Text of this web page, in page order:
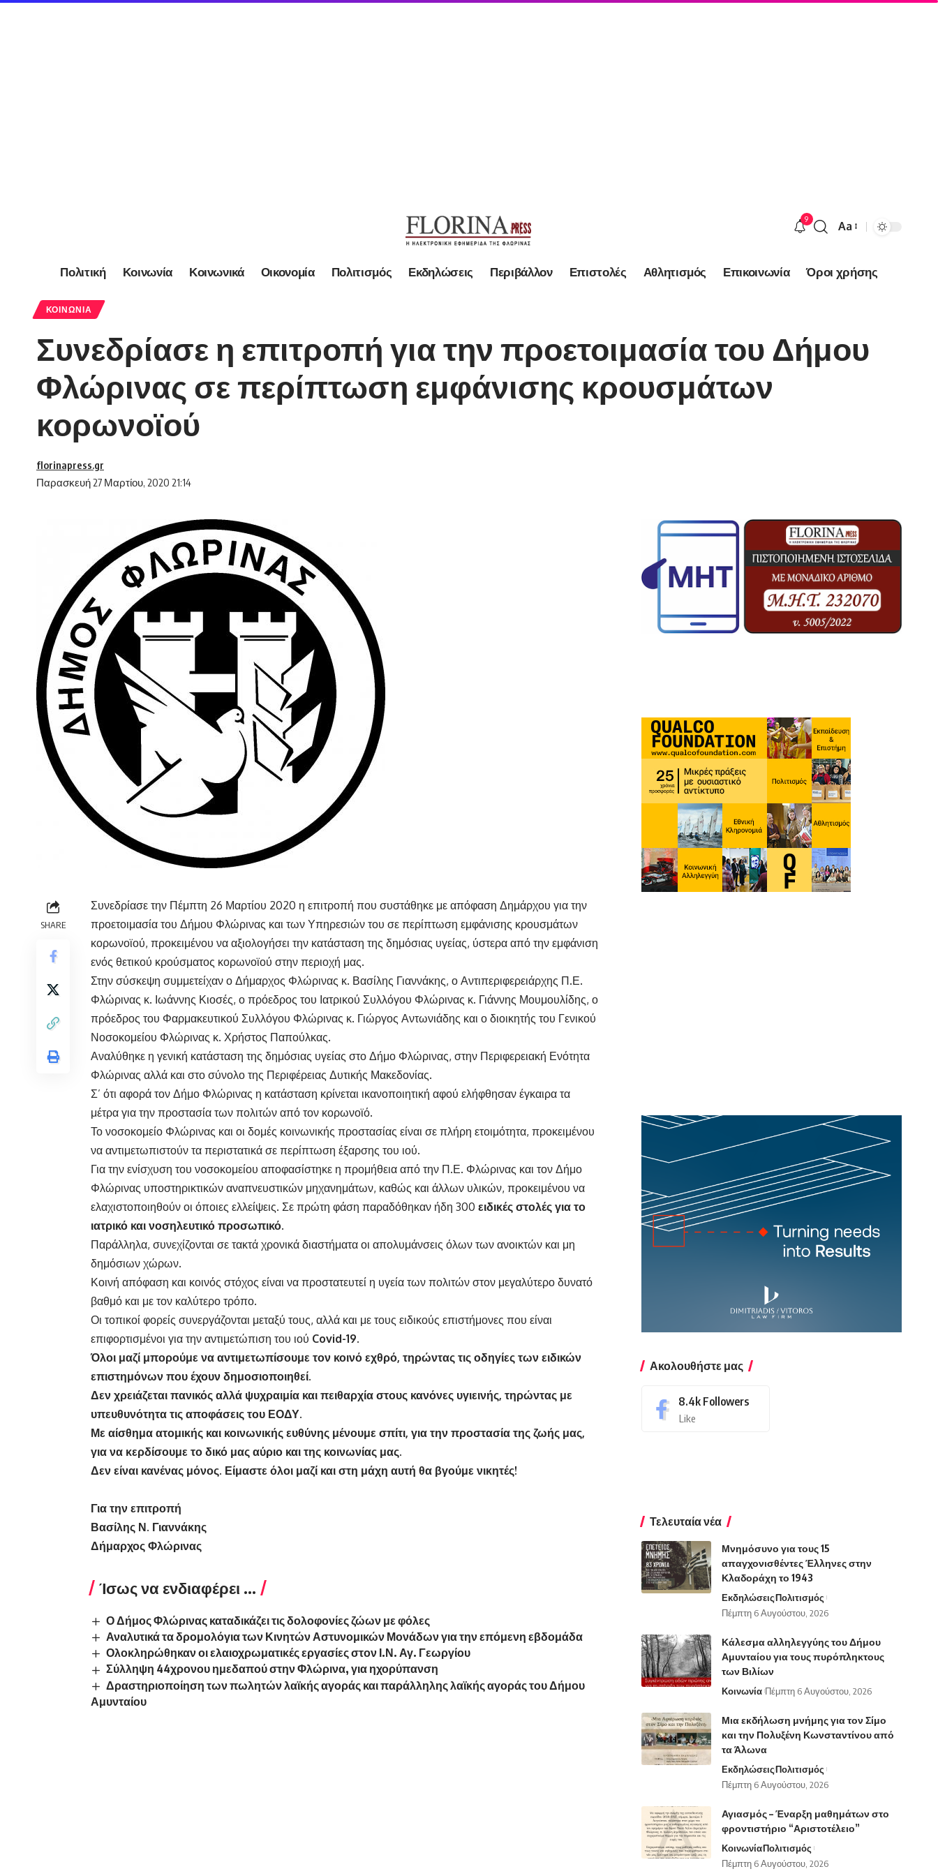
9
Font
Aa
Πολιτική Κοινωνία Κοινωνικά Οικονομία Πολιτισμός Εκδηλώσεις Περιβάλλον Επιστολές Αθλητισμός Επικοινωνία Όροι χρήσης
ΚΟΙΝΩΝΊΑ
Συνεδρίασε η επιτροπή για την προετοιμασία του Δήμου
Φλώρινας σε περίπτωση εμφάνισης κρουσμάτων
κορωνοϊού
Παρασκευή 27 Μαρτίου, 2020 21:14
florinapress.gr
SHARE
Συνεδρίασε την Πέμπτη 26 Μαρτίου 2020 η επιτροπή που συστάθηκε με απόφαση Δημάρχου για την
προετοιμασία του Δήμου Φλώρινας και των Υπηρεσιών του σε περίπτωση εμφάνισης κρουσμάτων
κορωνοϊού, προκειμένου να αξιολογήσει την κατάσταση της δημόσιας υγείας, ύστερα από την εμφάνιση
ενός θετικού κρούσματος κορωνοϊού στην περιοχή μας.
Στην σύσκεψη συμμετείχαν ο Δήμαρχος Φλώρινας κ. Βασίλης Γιαννάκης, ο Αντιπεριφερειάρχης Π.Ε.
Φλώρινας κ. Ιωάννης Κιοσές, ο πρόεδρος του Ιατρικού Συλλόγου Φλώρινας κ. Γιάννης Μουμουλίδης, ο
πρόεδρος του Φαρμακευτικού Συλλόγου Φλώρινας κ. Γιώργος Αντωνιάδης και ο διοικητής του Γενικού
Νοσοκομείου Φλώρινας κ. Χρήστος Παπούλκας.
Αναλύθηκε η γενική κατάσταση της δημόσιας υγείας στο Δήμο Φλώρινας, στην Περιφερειακή Ενότητα
Φλώρινας αλλά και στο σύνολο της Περιφέρειας Δυτικής Μακεδονίας.
Σ’ ότι αφορά τον Δήμο Φλώρινας η κατάσταση κρίνεται ικανοποιητική αφού ελήφθησαν έγκαιρα τα
μέτρα για την προστασία των πολιτών από τον κορωνοϊό.
Το νοσοκομείο Φλώρινας και οι δομές κοινωνικής προστασίας είναι σε πλήρη ετοιμότητα, προκειμένου
να αντιμετωπιστούν τα περιστατικά σε περίπτωση έξαρσης του ιού.
Για την ενίσχυση του νοσοκομείου αποφασίστηκε η προμήθεια από την Π.Ε. Φλώρινας και τον Δήμο
Φλώρινας υποστηρικτικών αναπνευστικών μηχανημάτων, καθώς και άλλων υλικών, προκειμένου να
ελαχιστοποιηθούν οι όποιες ελλείψεις. Σε πρώτη φάση παραδόθηκαν ήδη 300 ειδικές στολές για το
ιατρικό και νοσηλευτικό προσωπικό.
Παράλληλα, συνεχίζονται σε τακτά χρονικά διαστήματα οι απολυμάνσεις όλων των ανοικτών και μη
δημόσιων χώρων.
Κοινή απόφαση και κοινός στόχος είναι να προστατευτεί η υγεία των πολιτών στον μεγαλύτερο δυνατό
βαθμό και με τον καλύτερο τρόπο.
Οι τοπικοί φορείς συνεργάζονται μεταξύ τους, αλλά και με τους ειδικούς επιστήμονες που είναι
επιφορτισμένοι για την αντιμετώπιση του ιού Covid-19.
Όλοι μαζί μπορούμε να αντιμετωπίσουμε τον κοινό εχθρό, τηρώντας τις οδηγίες των ειδικών
επιστημόνων που έχουν δημοσιοποιηθεί.
Δεν χρειάζεται πανικός αλλά ψυχραιμία και πειθαρχία στους κανόνες υγιεινής, τηρώντας με
υπευθυνότητα τις αποφάσεις του ΕΟΔΥ.
Με αίσθημα ατομικής και κοινωνικής ευθύνης μένουμε σπίτι, για την προστασία της ζωής μας,
για να κερδίσουμε το δικό μας αύριο και της κοινωνίας μας.
Δεν είναι κανένας μόνος. Είμαστε όλοι μαζί και στη μάχη αυτή θα βγούμε νικητές!
Για την επιτροπή
Βασίλης Ν. Γιαννάκης
Δήμαρχος Φλώρινας
Ίσως να ενδιαφέρει ...
Ο Δήμος Φλώρινας καταδικάζει τις δολοφονίες ζώων με φόλες
Αναλυτικά τα δρομολόγια των Κινητών Αστυνομικών Μονάδων για την επόμενη εβδομάδα
Ολοκληρώθηκαν οι ελαιοχρωματικές εργασίες στον Ι.Ν. Αγ. Γεωργίου
Σύλληψη 44χρονου ημεδαπού στην Φλώρινα, για ηχορύπανση
Δραστηριοποίηση των πωλητών λαϊκής αγοράς και παράλληλης λαϊκής αγοράς του Δήμου
Αμυνταίου
Ακολουθήστε μας
8.4k Followers
Like
Τελευταία νέα
Μνημόσυνο για τους 15
απαγχονισθέντες Έλληνες στην
Κλαδοράχη το 1943
ΕκδηλώσειςΠολιτισμός
Πέμπτη 6 Αυγούστου, 2026
Κάλεσμα αλληλεγγύης του Δήμου
Αμυνταίου για τους πυρόπληκτους
των Βιλίων
Κοινωνία Πέμπτη 6 Αυγούστου, 2026
Μια εκδήλωση μνήμης για τον Σίμο
και την Πολυξένη Κωνσταντίνου από
τα Άλωνα
ΕκδηλώσειςΠολιτισμός
Πέμπτη 6 Αυγούστου, 2026
Αγιασμός – Έναρξη μαθημάτων στο
φροντιστήριο “Αριστοτέλειο”
ΚοινωνίαΠολιτισμός
Πέμπτη 6 Αυγούστου, 2026